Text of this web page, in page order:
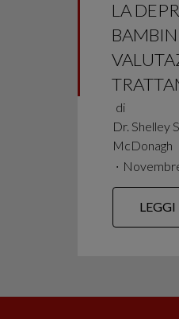
LA
di
Dr. Shelley
McDonagh
∙